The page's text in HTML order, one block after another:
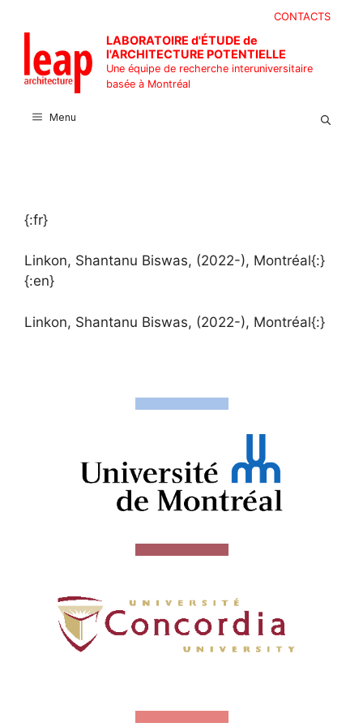
contenu
CONTACTS
LABORATOIRE d'ÉTUDE de
l'ARCHITECTURE POTENTIELLE
Une équipe de recherche interuniversitaire
basée à Montréal
Menu
{:fr}
Linkon, Shantanu Biswas, (2022-), Montréal{:}
{:en}
Linkon, Shantanu Biswas, (2022-), Montréal{:}